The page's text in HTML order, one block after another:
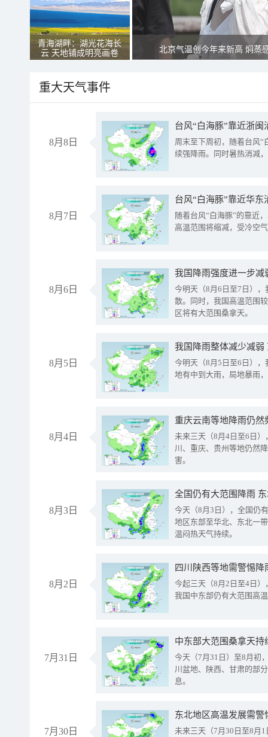
青海湖畔：湖光花海长
云 天地铺成明亮画卷
北京气温创今年来新高 焖蒸
重大天气事件
8月8日
台风“白海豚”靠近浙
周末至下周初，随着台风“
续强降雨。同时暑热消减
8月7日
台风“白海豚”靠近华
随着台风“白海豚”的靠近
高温范围将缩减，受冷空
8月6日
今明天（8月6日至7日）
散。同时，我国高温范围
区将有大范围桑拿天。
8月5日
我国降雨整体减少减弱
今明天（8月5日至6日）
地有中到大雨，局地暴雨
8月4日
重庆云南等地降雨仍然
未来三天（8月4日至6日
川、重庆、贵州等地仍然
害。
8月3日
全国仍有大范围降雨
今天（8月3日），全国仍
地区东部至华北、东北一
温闷热天气持续。
8月2日
今起三天（8月2日至4日
我国中东部仍有大范围高
7月31日
中东部大范围桑拿天
今天（7月31日）至8月初
川盆地、陕西、甘肃的部
息。
7月30日
东北地区高温发展需
未来三天（7月30日至8月